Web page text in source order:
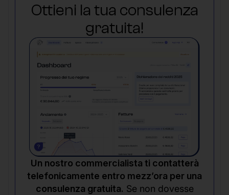
Ottieni la tua consulenza
gratuita!
Un nostro commercialista ti contatterà
telefonicamente entro mezz’ora per una
consulenza gratuita. Se non dovesse